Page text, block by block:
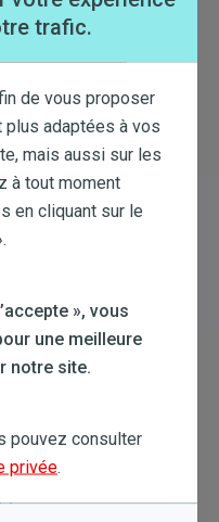
service
trafic.
de vous proposer
adaptées à vos
mais aussi sur les
à tout moment
en cliquant sur le
», vous
une meilleure
notre site.
pouvez consulter
privée.